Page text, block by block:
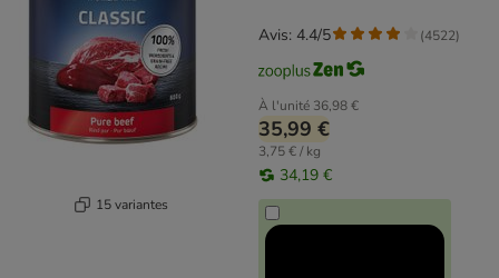
15 variantes
À l'unité 36,98 €
35,99 €
3,75 € / kg
34,19 €
Avis: 4.4/5 (4522)